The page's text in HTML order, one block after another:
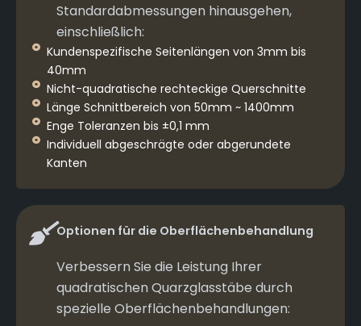
Standardabmessungen hinausgehen,
einschließlich:
Kundenspezifische Seitenlängen von 3mm bis
40mm
Nicht-quadratische rechteckige Querschnitte
Länge Schnittbereich von 50mm ~ 1400mm
Enge Toleranzen bis ±0,1 mm
Individuell abgeschrägte oder abgerundete
Kanten
Optionen für die Oberflächenbehandlung
Verbessern Sie die Leistung Ihrer
quadratischen Quarzglasstäbe durch
spezielle Oberflächenbehandlungen: